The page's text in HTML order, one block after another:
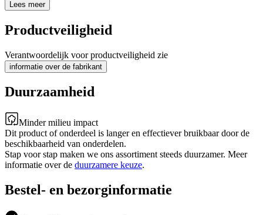
Lees meer
Productveiligheid
Verantwoordelijk voor productveiligheid zie
informatie over de fabrikant
Duurzaamheid
Minder milieu impact
Dit product of onderdeel is langer en effectiever bruikbaar door de
beschikbaarheid van onderdelen.
Stap voor stap maken we ons assortiment steeds duurzamer. Meer
informatie over de duurzamere keuze.
Bestel- en bezorginformatie